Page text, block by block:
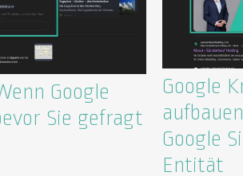
Google
Sie gefragt
Google
Google
Entität